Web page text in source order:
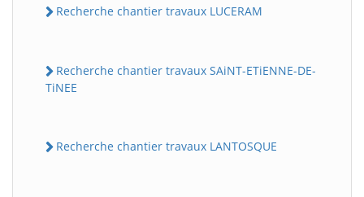
Recherche chantier travaux LUCERAM
Recherche chantier travaux SAiNT-ETiENNE-DE-
TiNEE
Recherche chantier travaux LANTOSQUE